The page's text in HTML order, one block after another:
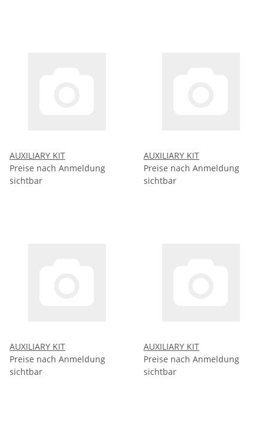
AUXILIARY KIT
Preise nach Anmeldung
sichtbar
AUXILIARY KIT
Preise nach Anmeldung
sichtbar
AUXILIARY KIT
Preise nach Anmeldung
sichtbar
AUXILIARY KIT
Preise nach Anmeldung
sichtbar